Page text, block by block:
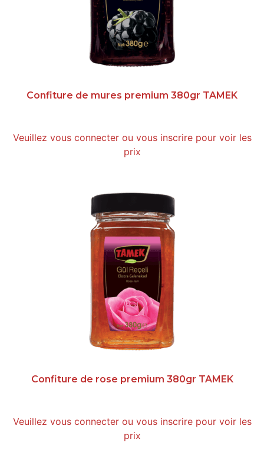
Confiture de mures premium 380gr TAMEK
Veuillez vous connecter ou vous inscrire pour voir les
prix
Confiture de rose premium 380gr TAMEK
Veuillez vous connecter ou vous inscrire pour voir les
prix